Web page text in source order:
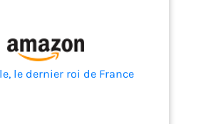
le dernier roi de France